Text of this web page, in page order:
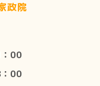
政院
00
00